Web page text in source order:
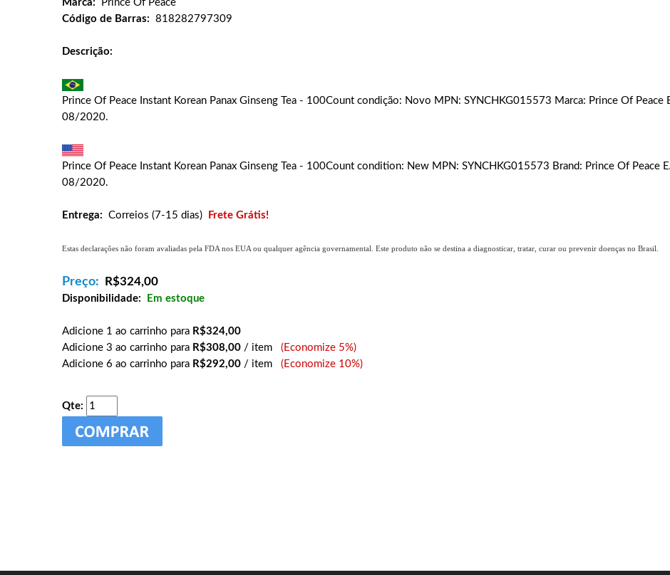
Marca:
Prince Of Peace
Código de Barras: 818282797309
Descrição:
Prince Of Peace Instant Korean Panax Ginseng Tea - 100Count condição: Novo MPN: SYNCHKG015573 Marca: Prince Of
08/2020.
Prince Of Peace Instant Korean Panax Ginseng Tea - 100Count condition: New MPN: SYNCHKG015573 Brand: Prince Of
08/2020.
Entrega: Correios (7-15 dias) Frete Grátis!
Estas declarações não foram avaliadas pela FDA nos EUA ou qualquer agência governamental. Este produto não se destina a diagnosticar, tratar, curar ou prevenir doenças no Brasil.
Preço: R$324,00
Disponibilidade: Em estoque
Adicione 1 ao carrinho para R$324,00
Adicione 3 ao carrinho para R$308,00 / item (Economize 5%)
Adicione 6 ao carrinho para R$292,00 / item (Economize 10%)
Qte: